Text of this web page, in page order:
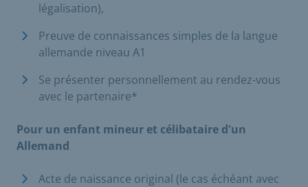
légalisation),
Preuve de connaissances simples de la langue
allemande niveau A1
Se présenter personnellement au rendez-vous
avec le partenaire*
Pour un enfant mineur et célibataire d'un
Allemand
Acte de naissance original (le cas échéant avec